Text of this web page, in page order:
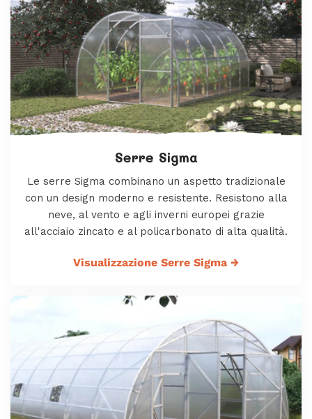
Serre Sigma
Le serre Sigma combinano un aspetto tradizionale
con un design moderno e resistente. Resistono alla
neve, al vento e agli inverni europei grazie
all'acciaio zincato e al policarbonato di alta qualità.
Visualizzazione Serre Sigma →